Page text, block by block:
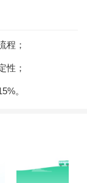
程；
性；
。